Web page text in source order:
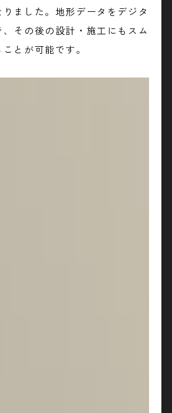
ました。地形データをデジタ
その後の設計・施工にもスム
とが可能です。